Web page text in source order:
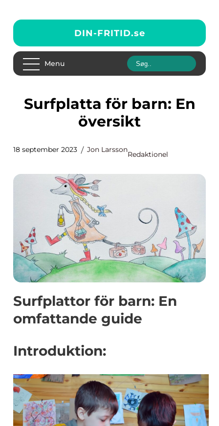
DIN-FRITID.se
Menu
Surfplatta för barn: En
översikt
18 september 2023 Jon Larsson
Redaktionel
Surfplattor för barn: En
omfattande guide
Introduktion: